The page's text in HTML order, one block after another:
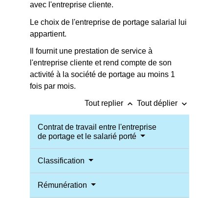
avec l'entreprise cliente.
Le choix de l'entreprise de portage salarial lui
appartient.
Il fournit une prestation de service à
l'entreprise cliente et rend compte de son
activité à la société de portage au moins 1
fois par mois.
Tout replier keyboard_arrow_up Tout déplier keyboard_arrow_down
Contrat de travail entre l'entreprise
de portage et le salarié porté
Classification
Rémunération